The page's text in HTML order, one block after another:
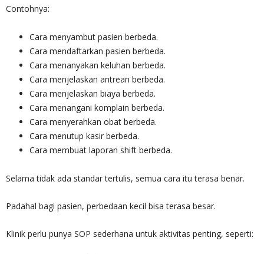
Contohnya:
Cara menyambut pasien berbeda.
Cara mendaftarkan pasien berbeda.
Cara menanyakan keluhan berbeda.
Cara menjelaskan antrean berbeda.
Cara menjelaskan biaya berbeda.
Cara menangani komplain berbeda.
Cara menyerahkan obat berbeda.
Cara menutup kasir berbeda.
Cara membuat laporan shift berbeda.
Selama tidak ada standar tertulis, semua cara itu terasa benar.
Padahal bagi pasien, perbedaan kecil bisa terasa besar.
Klinik perlu punya SOP sederhana untuk aktivitas penting, seperti: